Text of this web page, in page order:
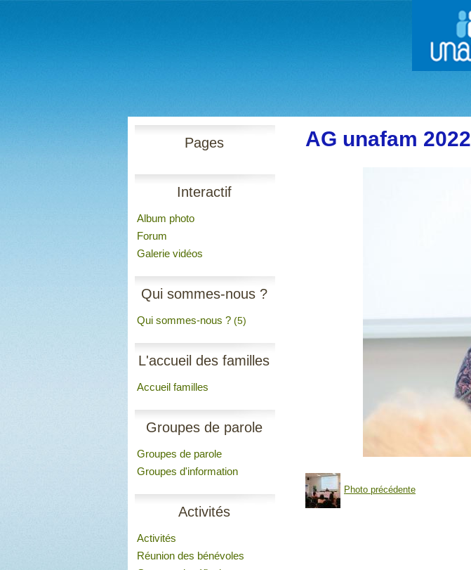
Pages
Interactif
Album photo
Forum
Galerie vidéos
Qui sommes-nous ?
Qui sommes-nous ? (5)
L'accueil des familles
Accueil familles
Groupes de parole
Groupes de parole
Groupes d'information
Activités
Activités
Réunion des bénévoles
AG unafam 2022
Photo précédente